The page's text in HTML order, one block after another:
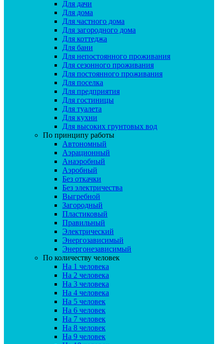
Для дачи
Для дома
Для частного дома
Для загородного дома
Для коттеджа
Для бани
Для непостоянного проживания
Для сезонного проживания
Для постоянного проживания
Для поселка
Для предприятия
Для гостиницы
Для туалета
Для кухни
Для высоких грунтовых вод
По принципу работы
Автономный
Аэрационный
Анаэробный
Аэробный
Без откачки
Без электричества
Выгребной
Загородный
Пластиковый
Правильный
Электрический
Энергозависимый
Энергонезависимый
По количеству человек
На 1 человека
На 2 человека
На 3 человека
На 4 человека
На 5 человек
На 6 человек
На 7 человек
На 8 человек
На 9 человек